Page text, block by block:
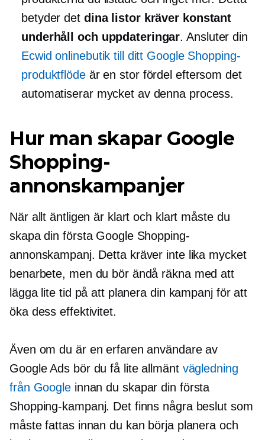
betyder det dina listor kräver konstant
underhåll och uppdateringar. Ansluter din
Ecwid onlinebutik till ditt Google Shopping-
produktflödeär en stor fördel eftersom det
automatiserar mycket av denna process.
Hur man skapar Google
Shopping-
annonskampanjer
När allt äntligen är klart och klart måste du
skapa din första Google Shopping-
annonskampanj. Detta kräver inte lika mycket
benarbete, men du bör ändå räkna med att
lägga lite tid på att planera din kampanj för att
öka dess effektivitet.
Även om du är en erfaren användare av
Google Ads bör du få lite allmänt vägledning
från Googleinnan du skapar din första
Shopping-kampanj. Det finns några beslut som
måste fattas innan du kan börja planera och